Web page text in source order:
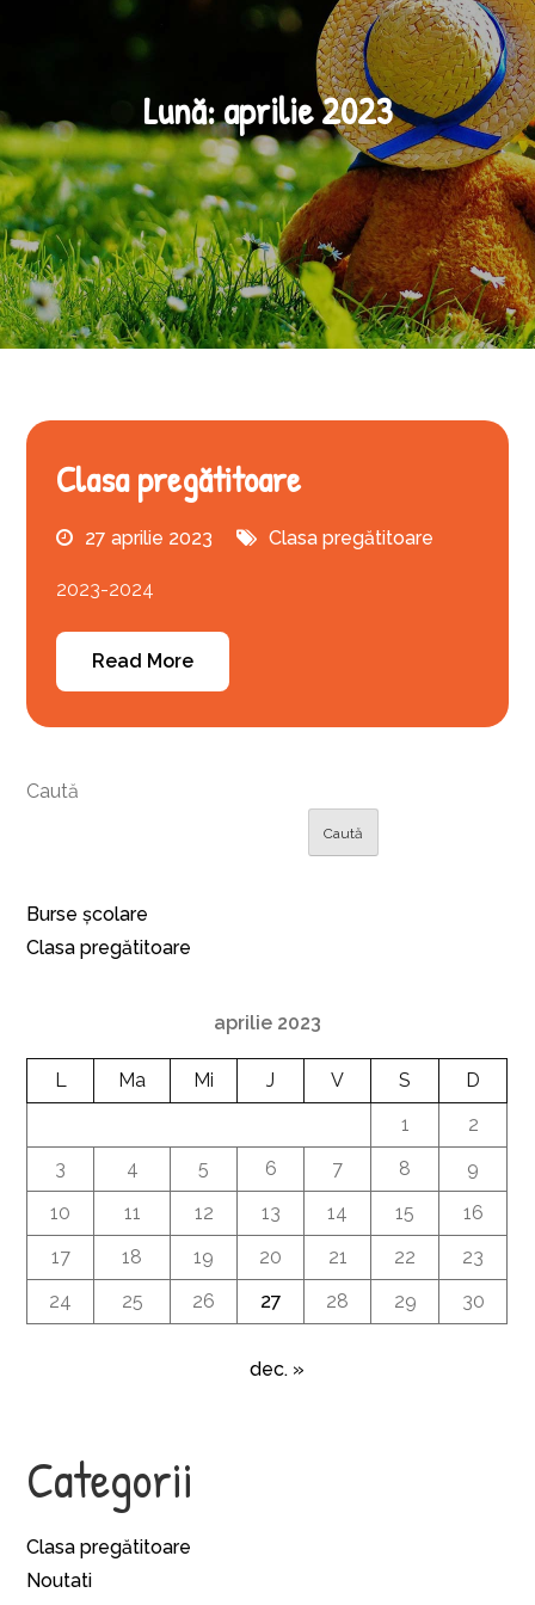
Lună:aprilie 2023
Clasa pregătitoare
27 aprilie 2023 Clasa pregătitoare
2023-2024
Read More
Caută
Caută
Burse școlare
Clasa pregătitoare
aprilie 2023
L Ma Mi J V S
D
1
2
3
4 5 6 7 8
9
10
11 12 13 14 15
16
17
18 19 20 21 22
23
24
25 26 27 28 29 30
dec. »
Categorii
Clasa pregătitoare
Noutati